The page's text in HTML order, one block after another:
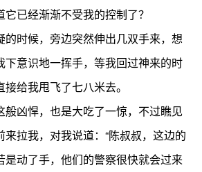
已经渐渐不受我的控制了？
时候，旁边突然伸出几双手来，想
下意识地一挥手，等我回过神来的时
给我甩飞了七八米去。
凶悍，也是大吃了一惊，不过瞧见
拉我，对我说道：“陈叔叔，这边的
是动了手，他们的警察很快就会过来